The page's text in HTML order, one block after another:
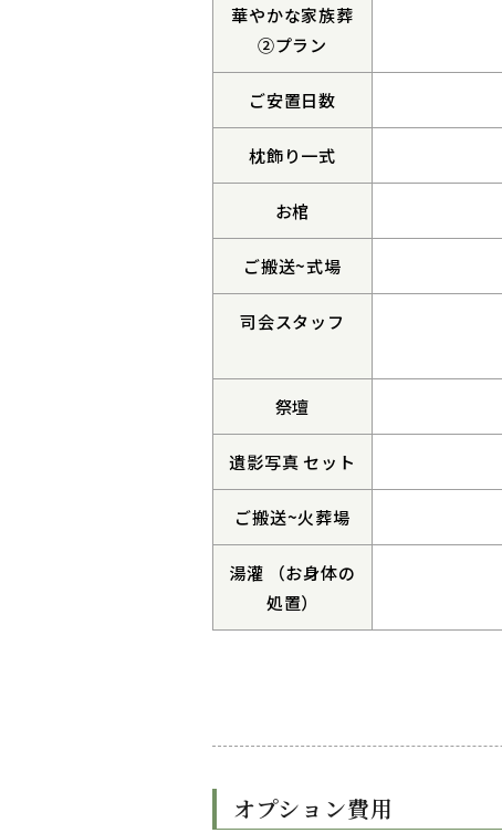
華やかな家族葬
②プラン
ご安置日数
枕飾り一式
お棺
ご搬送~式場
司会スタッフ
祭壇
遺影写真 セット
ご搬送~火葬場
湯灌 （お身体の
処置）
オプション費用